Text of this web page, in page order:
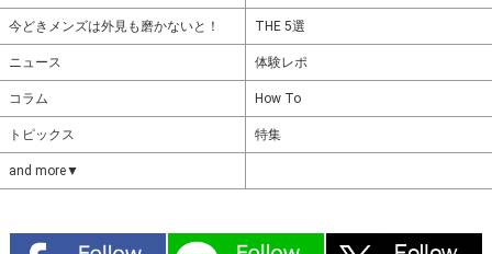
今どきメンズは外見も磨かないと！ THE 5選
ニュース 体験レポ
コラム How To
トピックス 特集
and more▼